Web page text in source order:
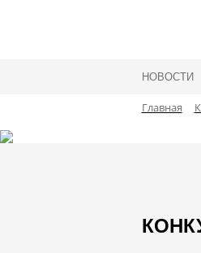
НОВОСТИ
Главная